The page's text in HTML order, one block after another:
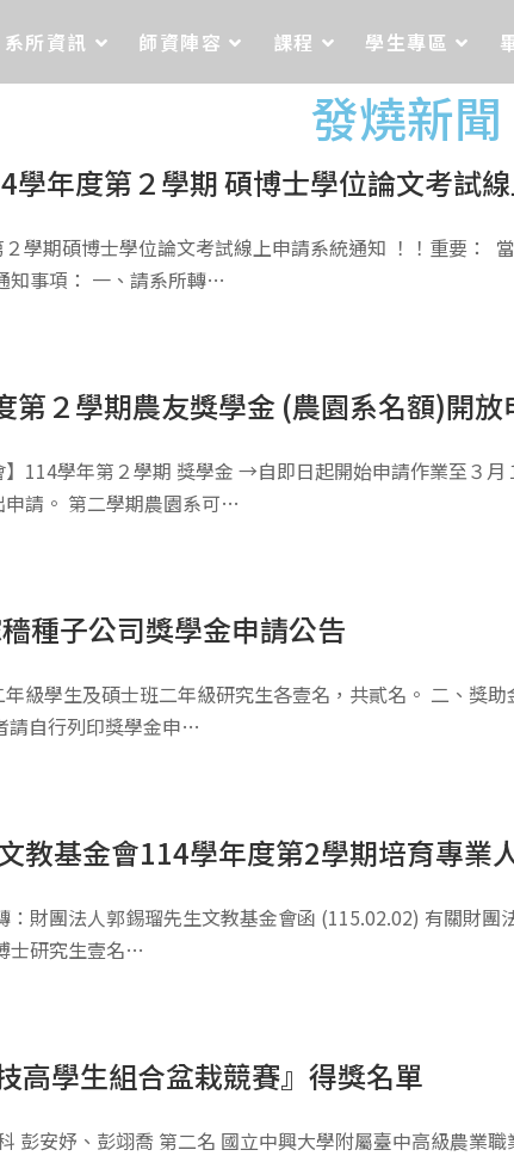
系所資訊 師資陣容 課程 學生專區
發燒新聞
學年度第２學期 碩博士學位論文考試
學期碩博士學位論文考試線上申請系統通知 ！！重要：
知事項： 一、請系所轉…
第２學期農友獎學金 (農園系名額)開放
】114學年第２學期 獎學金 →自即日起開始申請作業至３
請。 第二學期農園系可…
種子公司獎學金申請公告
級學生及碩士班二年級研究生各壹名，共貳名。 二、獎
請自行列印獎學金申…
教基金會114學年度第2學期培育專業
財團法人郭錫瑠先生文教基金會函 (115.02.02) 有關財
士研究生壹名…
高學生組合盆栽競賽』得獎名單
彭安妤、彭翊喬 第二名 國立中興大學附屬臺中高級農業